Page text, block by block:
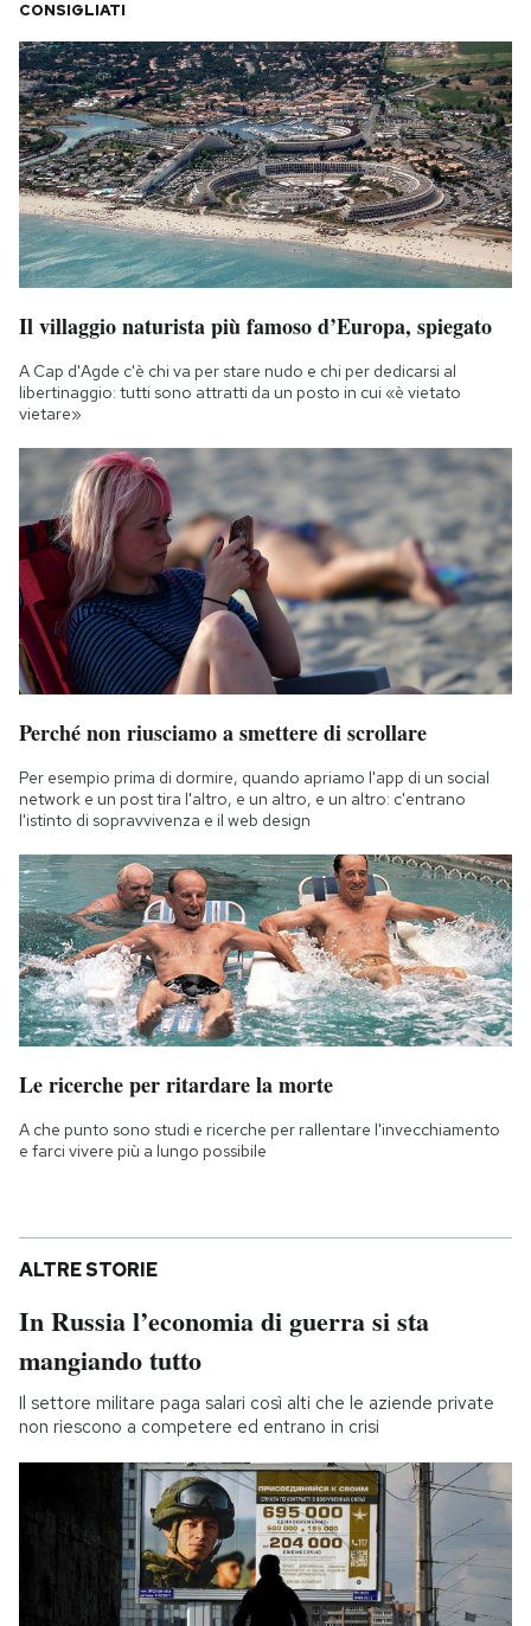
CONSIGLIATI
Il villaggio naturista più famoso d’Europa, spiegato
A Cap d'Agde c'è chi va per stare nudo e chi per dedicarsi al
libertinaggio: tutti sono attratti da un posto in cui «è vietato
vietare»
Perché non riusciamo a smettere di scrollare
Per esempio prima di dormire, quando apriamo l'app di un social
network e un post tira l'altro, e un altro, e un altro: c'entrano
l'istinto di sopravvivenza e il web design
Le ricerche per ritardare la morte
A che punto sono studi e ricerche per rallentare l'invecchiamento
e farci vivere più a lungo possibile
ALTRE STORIE
In Russia l’economia di guerra si sta
mangiando tutto
Il settore militare paga salari così alti che le aziende private
non riescono a competere ed entrano in crisi